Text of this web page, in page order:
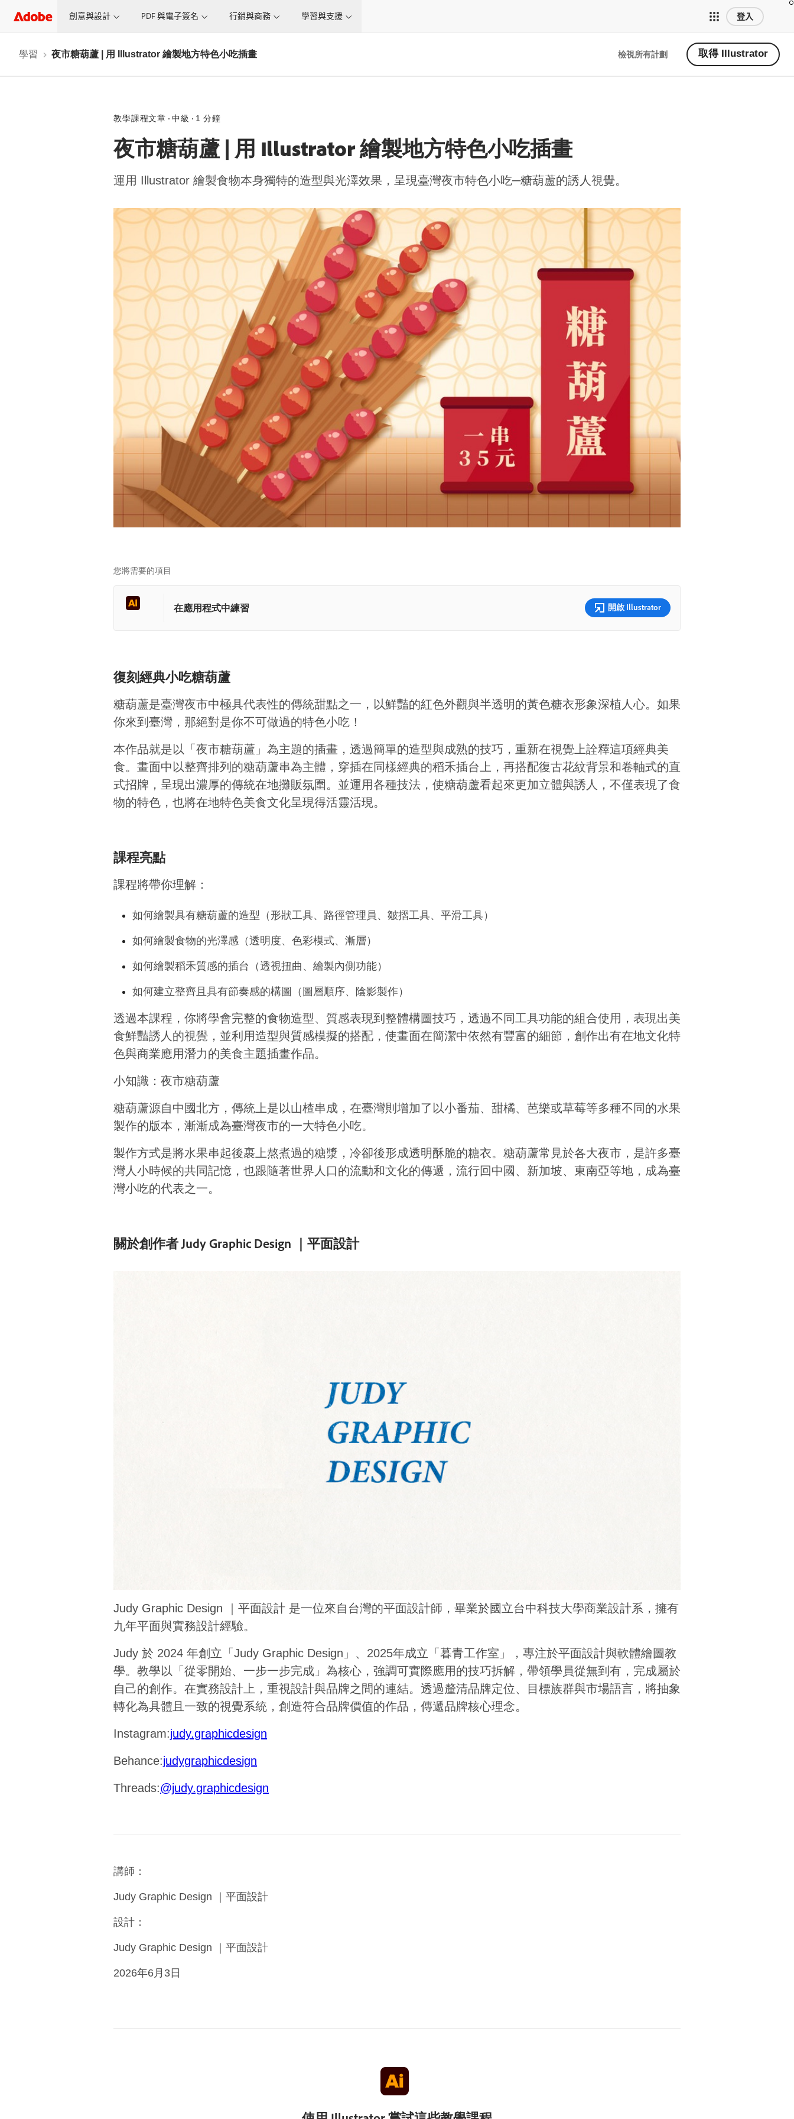
創意與設計 PDF 與電子簽名 行銷與商務 學習與支援 登入
學習 夜市糖葫蘆 | 用 Illustrator 繪製地方特色小吃插畫 檢視所有計劃 取得 Illustrator
教學課程文章 中級 1 分鐘
夜市糖葫蘆 | 用 Illustrator 繪製地方特色小吃插畫
運用 Illustrator 繪製食物本身獨特的造型與光澤效果，呈現臺灣夜市特色小吃─糖葫蘆的誘人視覺。
您將需要的項目
在應用程式中練習 開啟 Illustrator
復刻經典小吃糖葫蘆
糖葫蘆是臺灣夜市中極具代表性的傳統甜點之一，以鮮豔的紅色外觀與半透明的黃色糖衣形象深植人心。如果
你來到臺灣，那絕對是你不可做過的特色小吃！
本作品就是以「夜市糖葫蘆」為主題的插畫，透過簡單的造型與成熟的技巧，重新在視覺上詮釋這項經典美
食。畫面中以整齊排列的糖葫蘆串為主體，穿插在同樣經典的稻禾插台上，再搭配復古花紋背景和卷軸式的直
式招牌，呈現出濃厚的傳統在地攤販氛圍。並運用各種技法，使糖葫蘆看起來更加立體與誘人，不僅表現了食
物的特色，也將在地特色美食文化呈現得活靈活現。
課程亮點
課程將帶你理解：
如何繪製具有糖葫蘆的造型（形狀工具、路徑管理員、皺摺工具、平滑工具）
如何繪製食物的光澤感（透明度、色彩模式、漸層）
如何繪製稻禾質感的插台（透視扭曲、繪製內側功能）
如何建立整齊且具有節奏感的構圖（圖層順序、陰影製作）
透過本課程，你將學會完整的食物造型、質感表現到整體構圖技巧，透過不同工具功能的組合使用，表現出美
食鮮豔誘人的視覺，並利用造型與質感模擬的搭配，使畫面在簡潔中依然有豐富的細節，創作出有在地文化特
色與商業應用潛力的美食主題插畫作品。
小知識：夜市糖葫蘆
糖葫蘆源自中國北方，傳統上是以山楂串成，在臺灣則增加了以小番茄、甜橘、芭樂或草莓等多種不同的水果
製作的版本，漸漸成為臺灣夜市的一大特色小吃。
製作方式是將水果串起後裹上熬煮過的糖漿，冷卻後形成透明酥脆的糖衣。糖葫蘆常見於各大夜市，是許多臺
灣人小時候的共同記憶，也跟隨著世界人口的流動和文化的傳遞，流行回中國、新加坡、東南亞等地，成為臺
灣小吃的代表之一。
關於創作者 Judy Graphic Design ｜平面設計
Judy Graphic Design ｜平面設計 是一位來自台灣的平面設計師，畢業於國立台中科技大學商業設計系，擁有
九年平面與實務設計經驗。
Judy 於 2024 年創立「Judy Graphic Design」、2025年成立「暮青工作室」，專注於平面設計與軟體繪圖教
學。教學以「從零開始、一步一步完成」為核心，強調可實際應用的技巧拆解，帶領學員從無到有，完成屬於
自己的創作。在實務設計上，重視設計與品牌之間的連結。透過釐清品牌定位、目標族群與市場語言，將抽象
轉化為具體且一致的視覺系統，創造符合品牌價值的作品，傳遞品牌核心理念。
Instagram:judy.graphicdesign
Behance:judygraphicdesign
Threads:@judy.graphicdesign
講師：
Judy Graphic Design ｜平面設計
設計：
Judy Graphic Design ｜平面設計
2026年6月3日